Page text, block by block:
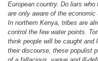
European country. Do liars
are only aware of the
In northern Kenya, tribes are
control the few water points.
think people will be caught
their discourse, these populist